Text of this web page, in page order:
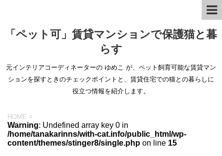
「ペット可」賃貸マンションで保護猫と暮
らす
元インテリアコーディネーターの ゆめこ が、ペット飼育可能な賃貸マン
ションを探すときのチェックポイントと、賃貸住宅での猫との暮らしに
役立つ情報を紹介します。
HOME >
Warning: Undefined array key 0 in
/home/tanakarinns/with-cat.info/public_html/wp-
content/themes/stinger8/single.php on line 15